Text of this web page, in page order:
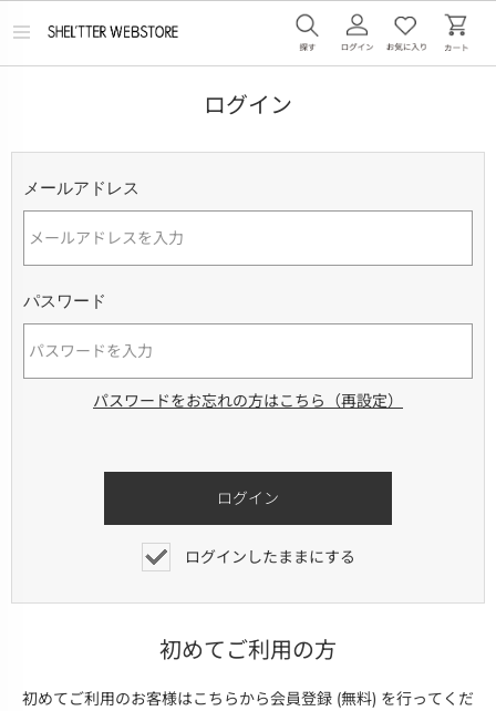
メ
ログイン
メールアドレス
パスワード
パスワードをお忘れの方はこちら（再設定）
ログインしたままにする
初めてご利用の方
初めてご利用のお客様はこちらから会員登録 (無料) を行ってくだ